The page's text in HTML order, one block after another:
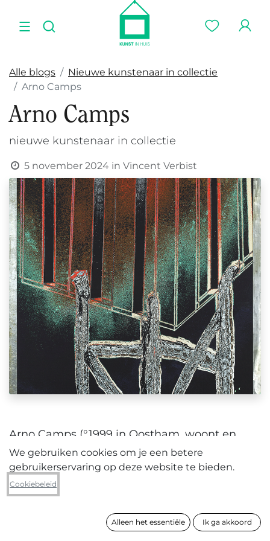
Alle blogs
Nieuwe kunstenaar in collectie
Arno Camps
Arno Camps
nieuwe kunstenaar in collectie
5 november 2024 in Vincent Verbist
Arno Camps (°1999 in Oostham, woont en
werkt in Gent)
studeerde mode aan het KASK in Gent, waar
hij in 2022 zijn Masterdiploma behaalde en
We gebruiken cookies om je een betere
gebruikerservaring op deze website te bieden.
Cookiebeleid
Alleen het essentiële Ik ga akkoord